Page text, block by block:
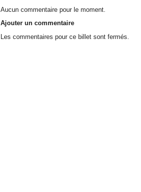
Aucun commentaire pour le moment.
Ajouter un commentaire
Les commentaires pour ce billet sont fermés.